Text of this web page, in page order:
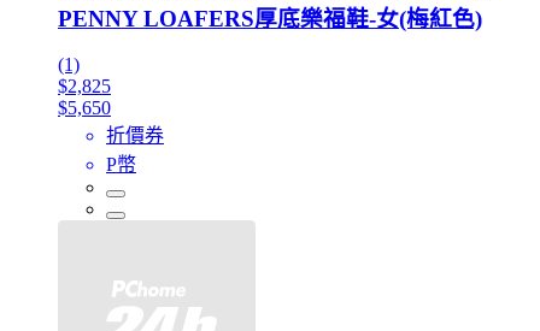
PENNY LOAFERS厚底樂福鞋-女(梅紅色)
(1)
$2,825
$5,650
折價券
P幣